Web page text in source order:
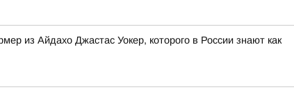
из Айдахо Джастас Уокер, которого в России знают как